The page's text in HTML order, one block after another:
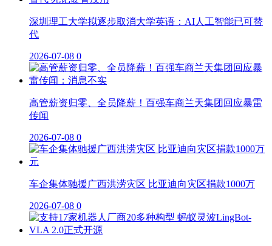
深圳理工大学拟逐步取消大学英语：AI人工智能已可替
代
2026-07-08 0
高管薪资归零、全员降薪！百强车商兰天集团回应暴雷
传闻
2026-07-08 0
车企集体驰援广西洪涝灾区 比亚迪向灾区捐款1000万
2026-07-08 0